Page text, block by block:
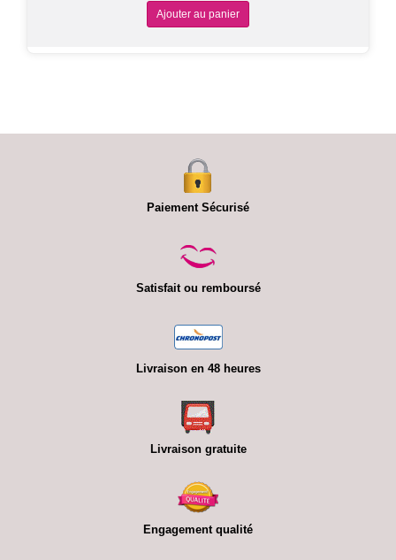
Paiement Sécurisé
Satisfait ou remboursé
Livraison en 48 heures
Livraison gratuite
Engagement qualité